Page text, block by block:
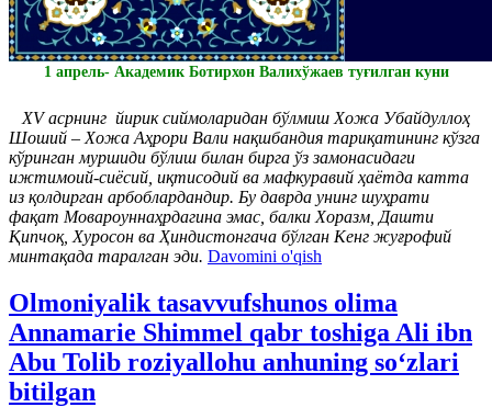
1 апрель- Академик Ботирхон Валихўжаев туғилган куни
ХV асрнинг йирик сиймоларидан бўлмиш Хожа Убайдуллоҳ
Шоший – Хожа Аҳрори Вали нақшбандия тариқатининг кўзга
кўринган муршиди бўлиш билан бирга ўз замонасидаги
ижтимоий-сиёсий, иқтисодий ва мафкуравий ҳаётда катта
из қолдирган арбоблардандир. Бу даврда унинг шуҳрати
фақат Мовароуннаҳрдагина эмас, балки Хоразм, Дашти
Қипчоқ, Хуросон ва Ҳиндистонгача бўлган Кенг жуғрофий
минтақада таралган эди. Davomini o'qish
Olmoniyalik tasavvufshunos olima
Annamarie Shimmel qabr toshiga Ali ibn
Abu Tolib roziyallohu anhuning soʻzlari
bitilgan